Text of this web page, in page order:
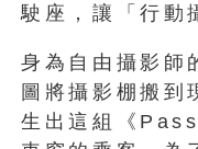
駛座，讓「行動
身為自由攝影
圖將攝影棚搬到
生出這組《